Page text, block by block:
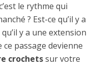
le rythme qui
? Est-ce qu’il y a
y a une extension
ce passage devienne
crochetssur votre